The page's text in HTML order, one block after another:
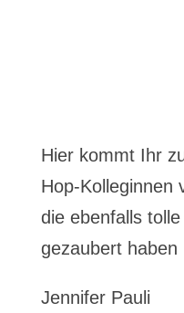
Hier kommt Ihr
Hop-Kolleginnen
die ebenfalls
gezaubert haben
Jennifer Pauli